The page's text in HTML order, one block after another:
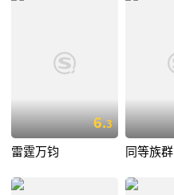
6.3
雷霆万钧 同等族群